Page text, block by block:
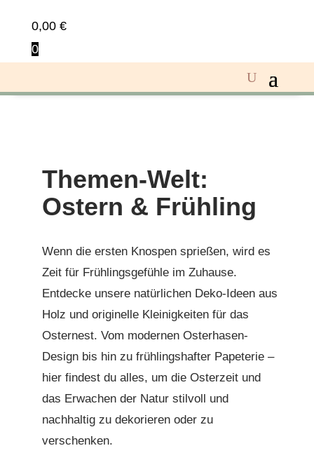
0,00 €
0
Themen-Welt:
Ostern & Frühling
Wenn die ersten Knospen sprießen, wird es
Zeit für Frühlingsgefühle im Zuhause.
Entdecke unsere natürlichen Deko-Ideen aus
Holz und originelle Kleinigkeiten für das
Osternest. Vom modernen Osterhasen-
Design bis hin zu frühlingshafter Papeterie –
hier findest du alles, um die Osterzeit und
das Erwachen der Natur stilvoll und
nachhaltig zu dekorieren oder zu
verschenken.